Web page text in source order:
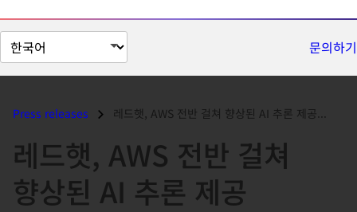
페
이
문의하기
Press releases 레드햇, AWS 전반 걸쳐 향상된 AI 추론 제공...
레드햇, AWS 전반 걸쳐
향상된 AI 추론 제공